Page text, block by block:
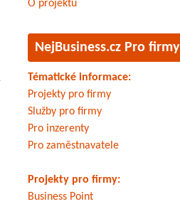
O projektu
NejBusiness.cz Pro firmy
Tématické informace:
Projekty pro firmy
Služby pro firmy
Pro inzerenty
Pro zaměstnavatele
Projekty pro firmy:
Business Point